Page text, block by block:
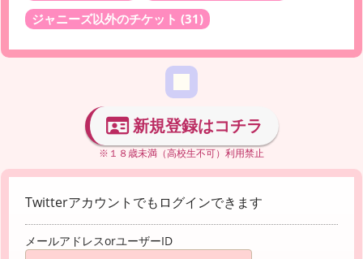
ジャニーズ以外のチケット (31)
新規登録はコチラ
※１８歳未満（高校生不可）利用禁止
Twitterアカウントでもログインできます
メールアドレスorユーザーID